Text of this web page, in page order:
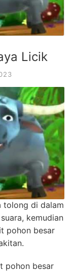
Licik
tolong di dalam
kemudian
pohon besar
pohon besar